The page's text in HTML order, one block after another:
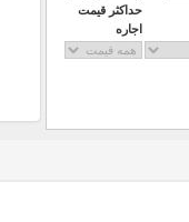
حداکثر قیمت
اجاره